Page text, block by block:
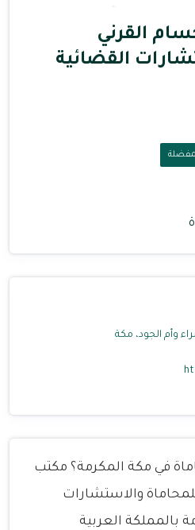
القرني
القضائية
وأم الجود، مكة
في مكة المكرمة؟ مكتب
والاستشارات
بالمملكة العربية